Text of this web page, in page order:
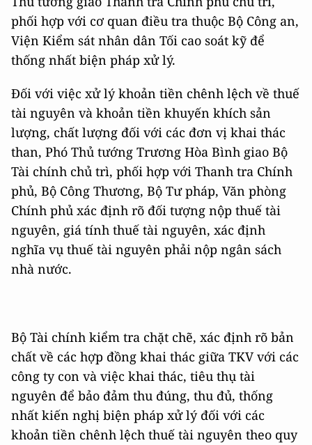
phối hợp với cơ quan điều tra thuộc Bộ Công an,
Viện Kiểm sát nhân dân Tối cao soát kỹ để
thống nhất biện pháp xử lý.
Đối với việc xử lý khoản tiền chênh lệch về thuế
tài nguyên và khoản tiền khuyến khích sản
lượng, chất lượng đối với các đơn vị khai thác
than, Phó Thủ tướng Trương Hòa Bình giao Bộ
Tài chính chủ trì, phối hợp với Thanh tra Chính
phủ, Bộ Công Thương, Bộ Tư pháp, Văn phòng
Chính phủ xác định rõ đối tượng nộp thuế tài
nguyên, giá tính thuế tài nguyên, xác định
nghĩa vụ thuế tài nguyên phải nộp ngân sách
nhà nước.
Bộ Tài chính kiểm tra chặt chẽ, xác định rõ bản
chất về các hợp đồng khai thác giữa TKV với các
công ty con và việc khai thác, tiêu thụ tài
nguyên để bảo đảm thu đúng, thu đủ, thống
nhất kiến nghị biện pháp xử lý đối với các
khoản tiền chênh lệch thuế tài nguyên theo quy